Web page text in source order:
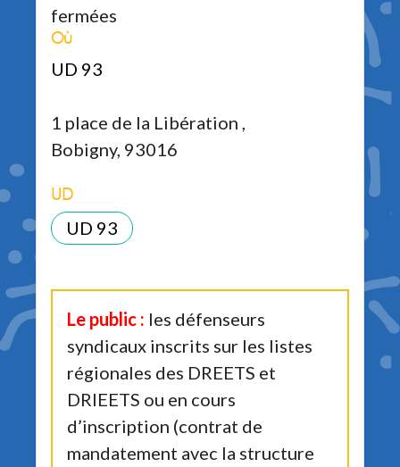
fermées
Où
UD 93
1 place de la Libération ,
Bobigny, 93016
UD
UD 93
Le public : les défenseurs
syndicaux inscrits sur les listes
régionales des DREETS et
DRIEETS ou en cours
d’inscription (contrat de
mandatement avec la structure